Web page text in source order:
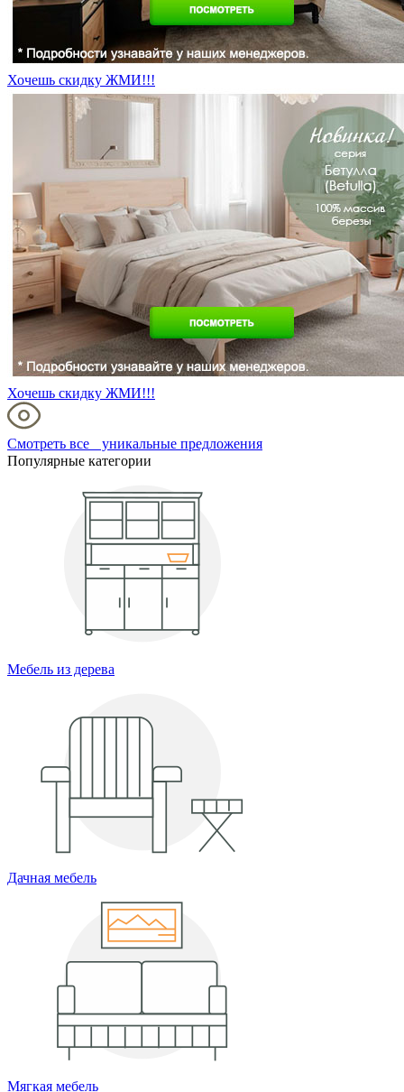
Хочешь скидку ЖМИ!!!
Хочешь скидку ЖМИ!!!
Смотреть все уникальные предложения
Популярные категории
Мебель из дерева
Дачная мебель
Мягкая мебель